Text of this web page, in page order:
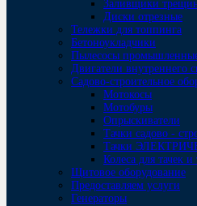
Заливщики
Диски отрезные
Тележки для топпинга
Бетоноукладчики
Пылесосы
Двигатели внутреннего
Садово-строительное
Мотокосы
Мотобуры
Опрыскиватели
Тачки садово -
Тачки
Колеса для тачек и
Щитовое оборудование
Предоставляем услуги
Генераторы